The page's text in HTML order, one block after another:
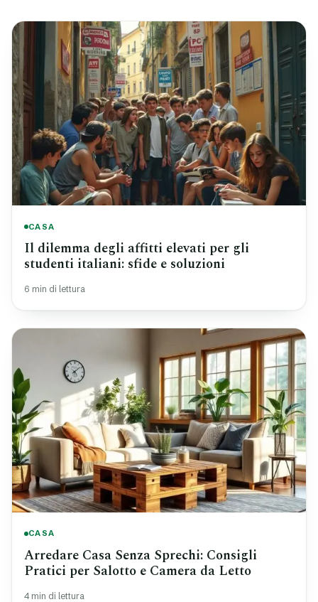
CASA
Il dilemma degli affitti elevati per gli
studenti italiani: sfide e soluzioni
6 min di lettura
CASA
Arredare Casa Senza Sprechi: Consigli
Pratici per Salotto e Camera da Letto
4 min di lettura